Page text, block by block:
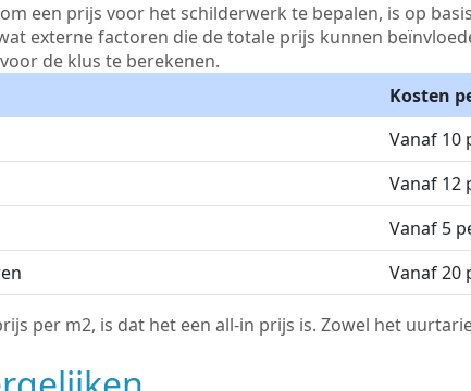
een prijs voor het schilderwerk te bepalen, is op
externe factoren die de totale prijs kunnen
de klus te berekenen.
Kosten
Vanaf 10
Vanaf 12
Vanaf 5
Vanaf 20
per m2, is dat het een all-in prijs is. Zowel het